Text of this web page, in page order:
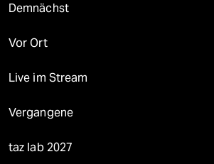
Demnächst
Vor Ort
Live im Stream
Vergangene
taz lab 2027